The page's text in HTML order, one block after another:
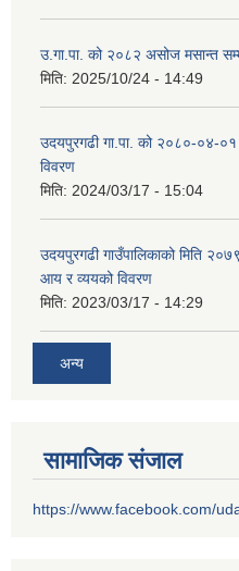
उ.गा.पा. को २०८२ असोज मसान्त
मिति: 2025/10/24 - 14:49
उदयपुरगढी गा.पा. को २०८०-०४-
विवरण
मिति: 2024/03/17 - 15:04
उदयपुरगढी गाउँपालिकाको मिति
आय र व्ययको विवरण
मिति: 2023/03/17 - 14:29
अन्य
सामाजिक संजाल
https://www.facebook.com/